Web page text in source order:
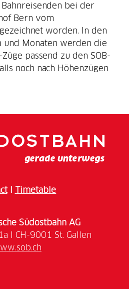
bei der
Bern vom
worden. In den
und Monaten werden die
passend zu den SOB-
noch nach Höhenzügen
I Timetable
Südostbahn AG